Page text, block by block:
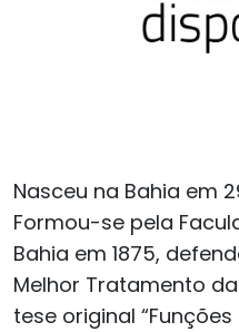
Nasceu na Bahia em
Formou-se pela
Bahia em 1875,
Melhor Tratamento da
tese original